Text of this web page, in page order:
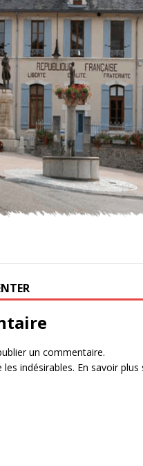
un commentaire.
indésirables. En savoir